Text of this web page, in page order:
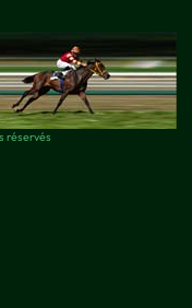
réservés